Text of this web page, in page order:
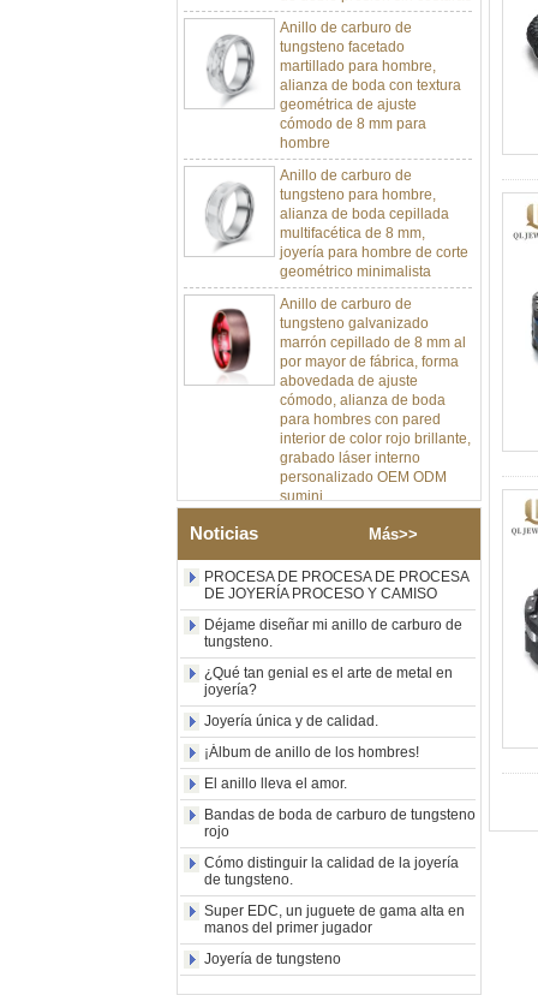
Anillo de carburo de
tungsteno facetado
martillado para hombre,
alianza de boda con textura
geométrica de ajuste
cómodo de 8 mm para
hombre
Anillo de carburo de
tungsteno para hombre,
alianza de boda cepillada
multifacética de 8 mm,
joyería para hombre de corte
geométrico minimalista
Anillo de carburo de
tungsteno galvanizado
marrón cepillado de 8 mm al
por mayor de fábrica, forma
abovedada de ajuste
cómodo, alianza de boda
para hombres con pared
interior de color rojo brillante,
grabado láser interno
personalizado OEM ODM
sumini
Anillo de carburo de
tungsteno de plata pulida de
fábrica, incrustación central
de ópalo azul triturado con
tira de malaquita sintética,
alianza de boda para
interno personalizado OEM
Anillo de carburo de
tungsteno con sello
cuadrado pulido negro al por
mayor de fábrica,
incrustación de madera con
patrón de cruz de concha de
religiosa para hombres
Grabado interior
personalizado OEM ODM
suministro a gr
Anillo de carburo de
tungsteno electrochapado en
oro rosa de 8 mm al por
Noticias Más>>
PROCESA DE PROCESA DE PROCESA
DE JOYERÍA PROCESO Y CAMISO
Déjame diseñar mi anillo de carburo de
tungsteno.
¿Qué tan genial es el arte de metal en
joyería?
Joyería única y de calidad.
¡Álbum de anillo de los hombres!
El anillo lleva el amor.
Bandas de boda de carburo de tungsteno
rojo
Cómo distinguir la calidad de la joyería
de tungsteno.
Super EDC, un juguete de gama alta en
manos del primer jugador
Joyería de tungsteno